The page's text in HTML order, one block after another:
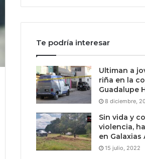
Te podría interesar
Ultiman a
riña en la
Guadalupe
8 diciembre,
Sin vida y
violencia,
en Galaxias
15 julio, 2022